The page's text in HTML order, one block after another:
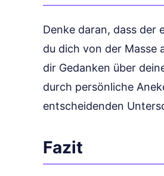
Denke daran, dass der
du dich von der Masse
dir Gedanken über
durch persönliche
entscheidenden
Fazit